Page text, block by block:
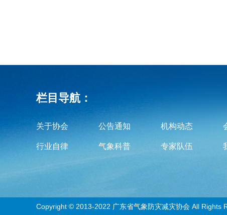
栏目导航：
关于协会 公告通知 机构动态
行业自律 气象科普 专家队伍
Copyright © 2013-2022 广东省气象防灾减灾协会 All Rights